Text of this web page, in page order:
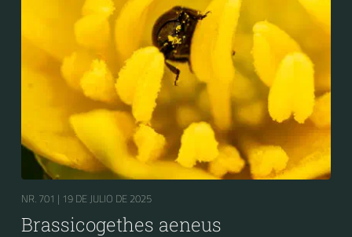
NR. 701 | 19 DE JULIO DE 2025
Brassicogethes aeneus